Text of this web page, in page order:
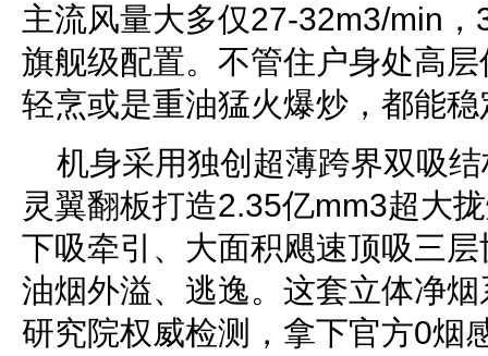
主流风量大多仅27-32m3/min
旗舰级配置。不管住户身处高
轻烹或是重油猛火爆炒，都能
机身采用独创超薄跨界双吸
灵翼翻板打造2.35亿mm3超大
下吸牵引、大面积飓速顶吸三
油烟外溢、逃逸。这套立体净
研究院权威检测，拿下官方0烟